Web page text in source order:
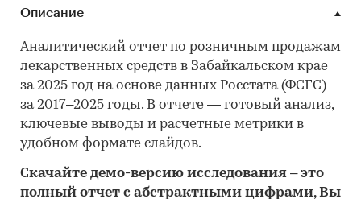
Описание
Аналитический отчет по розничным продажам
лекарственных средств в Забайкальском крае
за 2025 год на основе данных Росстата (ФСГС)
за 2017–2025 годы. В отчете — готовый анализ,
ключевые выводы и расчетные метрики в
удобном формате слайдов.
Скачайте демо-версию исследования – это
полный отчет с абстрактными цифрами, Вы